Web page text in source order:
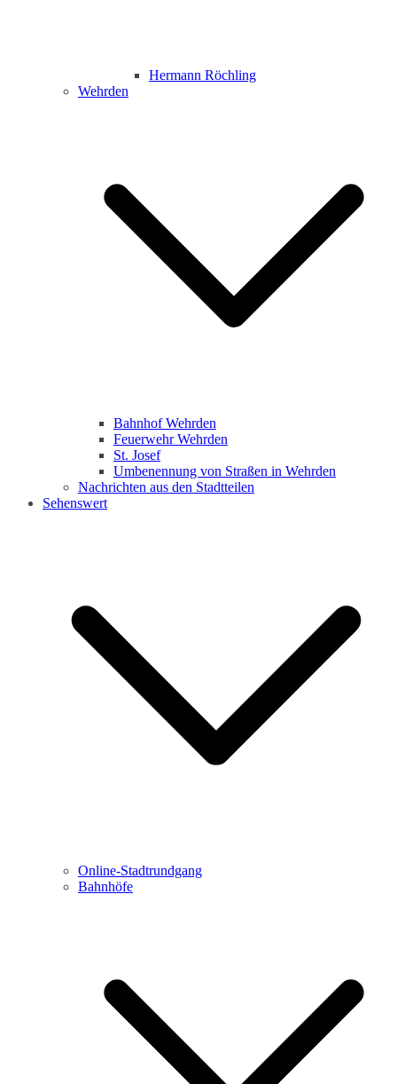
Hermann Röchling
Wehrden
Bahnhof Wehrden
Feuerwehr Wehrden
St. Josef
Umbenennung von Straßen in Wehrden
Nachrichten aus den Stadtteilen
Sehenswert
Online-Stadtrundgang
Bahnhöfe